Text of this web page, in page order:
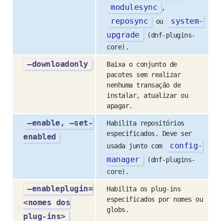
modulesync ,
reposync ou system-
upgrade
(dnf-plugins-
core).
–downloadonly
Baixa o conjunto de
pacotes sem realizar
nenhuma transação de
instalar, atualizar ou
apagar.
–enable, –set-
enabled
Habilita repositórios
especificados. Deve ser
usada junto com
config-
manager
(dnf-plugins-
core).
–enableplugin=
<nomes dos
plug-ins>
Habilita os plug-ins
especificados por nomes ou
globs.